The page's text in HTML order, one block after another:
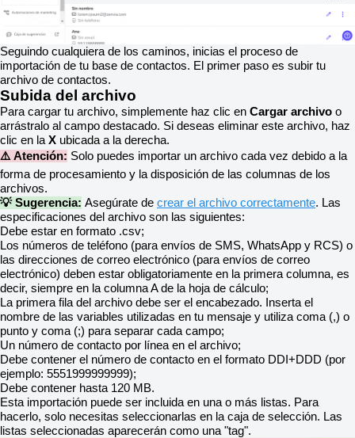
Seguindo cualquiera de los caminos, inicias el proceso de
importación de tu base de contactos. El primer paso es subir tu
archivo de contactos.
Subida del archivo
Para cargar tu archivo, simplemente haz clic en Cargar archivo o
arrástralo al campo destacado. Si deseas eliminar este archivo, haz
clic en la X ubicada a la derecha.
⚠️ Atención: Solo puedes importar un archivo cada vez debido a la
forma de procesamiento y la disposición de las columnas de los
archivos.
💡 Sugerencia: Asegúrate de crear el archivo correctamente. Las
especificaciones del archivo son las siguientes:
Debe estar en formato .csv;
Los números de teléfono (para envíos de SMS, WhatsApp y RCS) o
las direcciones de correo electrónico (para envíos de correo
electrónico) deben estar obligatoriamente en la primera columna, es
decir, siempre en la columna A de la hoja de cálculo;
La primera fila del archivo debe ser el encabezado. Inserta el
nombre de las variables utilizadas en tu mensaje y utiliza coma (,) o
punto y coma (;) para separar cada campo;
Un número de contacto por línea en el archivo;
Debe contener el número de contacto en el formato DDI+DDD (por
ejemplo: 5551999999999);
Debe contener hasta 120 MB.
Esta importación puede ser incluida en una o más listas. Para
hacerlo, solo necesitas seleccionarlas en la caja de selección. Las
listas seleccionadas aparecerán como una "tag".